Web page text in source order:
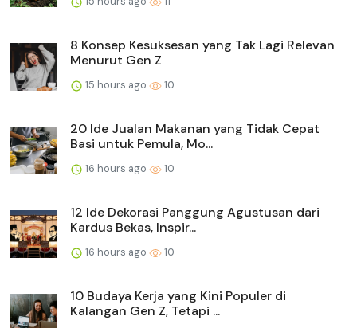
8 Konsep Kesuksesan yang Tak Lagi Relevan
Menurut Gen Z
15 hours ago 10
20 Ide Jualan Makanan yang Tidak Cepat
Basi untuk Pemula, Mo...
16 hours ago 10
12 Ide Dekorasi Panggung Agustusan dari
Kardus Bekas, Inspir...
16 hours ago 10
10 Budaya Kerja yang Kini Populer di
Kalangan Gen Z, Tetapi ...